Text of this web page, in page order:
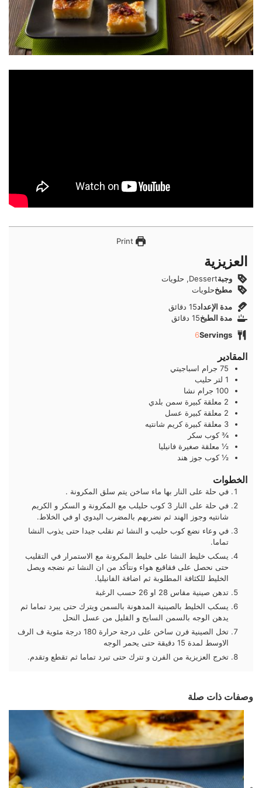
Print
العزيزية
وجبةDessert, حلويات
مطبخحلويات
مدة الإعداد15دقائق
دقائق
مدة الطبخ15دقائق
دقائق
Servings
6
المقادير
75 جرام اسباجيتي
1 لتر حليب
100 جرام نشا
2 معلقة كبيرة سمن بلدي
2 معلقة كبيرة عسل
3 معلقة كبيرةكريم شانتيه
¾ كوب سكر
½ معلقة صغيرة فانيليا
½ كوب جوز هند
الخطوات
في حلة على النار بها ماء ساخن يتم سلق المكرونة .
في حلة على النار 3 كوب حليلب مع المكرونة و السكر و الكريم
شانتيه وجوز الهند ثم نضربهم بالمضرب اليدوي او في الخلاط.
في وعاء نضع كوب حليب و النشا ثم نقلب جيدا حتى يذوب النشا
تماما.
يسكب خليط النشا على خليط المكرونة مع الاستمرار في التقليب
حتى نحصل على فقاقيع هواء ونتأكد من ان النشا تم نضجه ويصل
الخليط للكثافة المطلوبة ثم اضافة الفانيليا.
تدهن صينية مقاس 28 او 26 حسب الرغبة
يسكب الخليط بالصينية المدهونة بالسمن ويترك حتى يبرد تماما ثم
يدهن الوجه بالسمن السايح و القليل من عسل النحل
تخل الصينية فرن ساخن على درجة حرارة 180 درجة مئوية ف الرف
الاوسط لمدة 15 دقيقة حتى يحمر الوجه
تخرج العزيزية من الفرن و تترك حتى تبرد تماما ثم تقطع وتقدم.
وصفات ذات صلة